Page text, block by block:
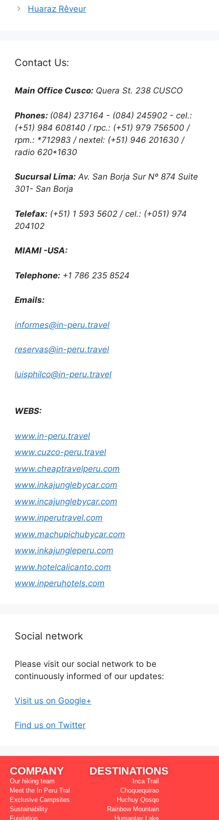
Huaraz Rêveur
Contact Us:
Main Office Cusco: Quera St. 238 CUSCO
Phones: (084) 237164 - (084) 245902 - cel.:
(+51) 984 608140 / rpc.: (+51) 979 756500 /
rpm.: *712983 / nextel: (+51) 946 201630 /
radio 620*1630
Sucursal Lima: Av. San Borja Sur Nº 874 Suite
301- San Borja
Telefax: (+51) 1 593 5602 / cel.: (+051) 974
204102
MIAMI -USA:
Telephone: +1 786 235 8524
Emails:
informes@in-peru.travel
reservas@in-peru.travel
luisphilco@in-peru.travel
WEBS:
www.in-peru.travel
www.cuzco-peru.travel
www.cheaptravelperu.com
www.inkajunglebycar.com
www.incajunglebycar.com
www.inperutravel.com
www.machupichubycar.com
www.inkajungleperu.com
www.hotelcalicanto.com
www.inperuhotels.com
Social network
Please visit our social network to be
continuously informed of our updates:
Visit us on Google+
Find us on Twitter
COMPANY
Our hiking team
Meet the In Peru Tral
Exclusive Campsites
Sustainability
Fundation
DESTINATIONS
Inca Trail
Choquequirao
Huchuy Qosqo
Rainbow Mountain
Humantay Lake